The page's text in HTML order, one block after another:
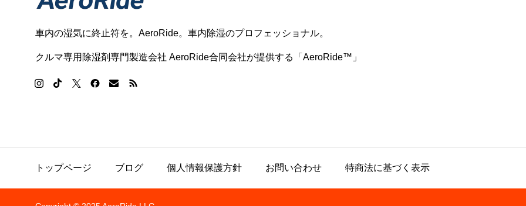
車内の湿気に終止符を。AeroRide。車内除湿のプロフェッショナル。
クルマ専用除湿剤専門製造会社 AeroRide合同会社が提供する「AeroRide™️」
トップページ ブログ 個人情報保護方針 お問い合わせ 特商法に基づく表示